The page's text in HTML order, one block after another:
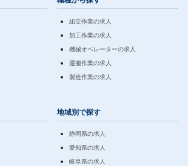
組立作業の求人
加工作業の求人
機械オペレーターの求人
運搬作業の求人
製造作業の求人
地域別で探す
静岡県の求人
愛知県の求人
岐阜県の求人